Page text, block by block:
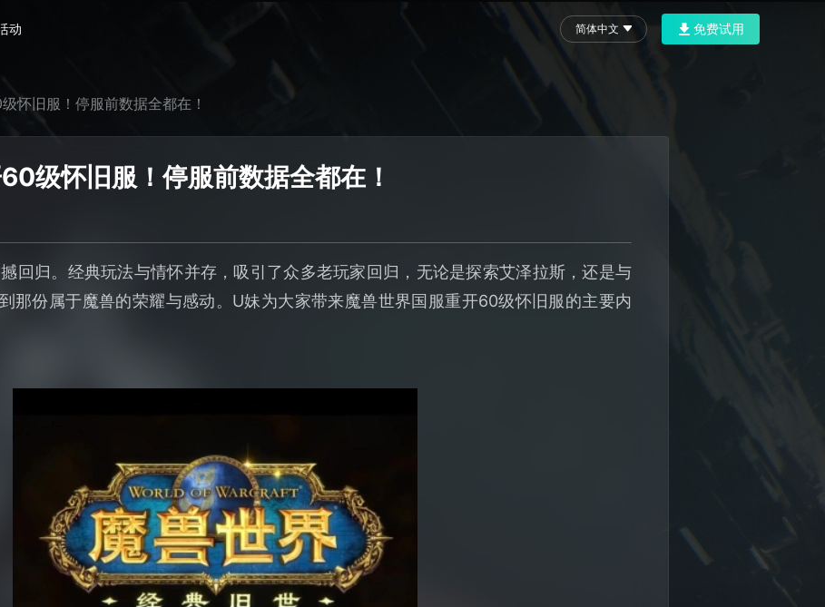
动 简体中文 免费试用
怀旧服！停服前数据全都在！
级怀旧服！停服前数据全都在！
回归。经典玩法与情怀并存，吸引了众多老玩家回归，无论是探索艾泽拉斯，还是与
那份属于魔兽的荣耀与感动。U妹为大家带来魔兽世界国服重开60级怀旧服的主要内